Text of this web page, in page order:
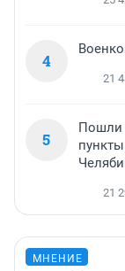
4
21
5
Пошли
21
МНЕНИЕ